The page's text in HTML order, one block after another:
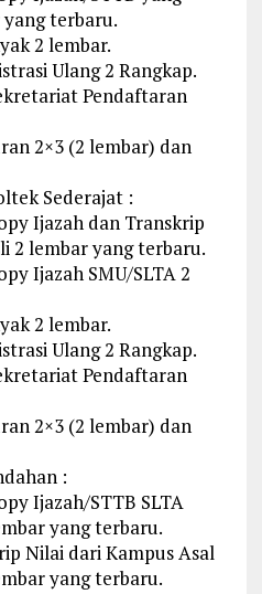
terbaru.
2 lembar.
Ulang 2 Rangkap.
Pendaftaran
2×3 (2 lembar) dan
Sederajat :
Ijazah dan Transkrip
2 lembar yang terbaru.
Ijazah SMU/SLTA 2
2 lembar.
Ulang 2 Rangkap.
Pendaftaran
2×3 (2 lembar) dan
:
Ijazah/STTB SLTA
yang terbaru.
Nilai dari Kampus Asal
yang terbaru.